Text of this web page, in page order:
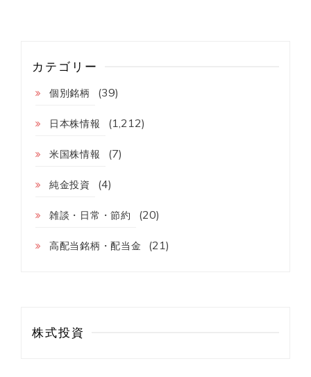
マ
の
計
カテゴリー
個別銘柄 (39)
日本株情報 (1,212)
米国株情報 (7)
純金投資 (4)
雑談・日常・節約 (20)
高配当銘柄・配当金 (21)
株式投資